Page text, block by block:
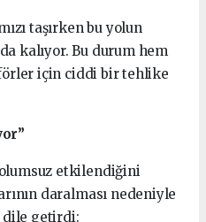
taşırken bu yolun
kalıyor. Bu durum hem
için ciddi bir tehlike
etkilendiğini
daralması nedeniyle
dile getirdi: